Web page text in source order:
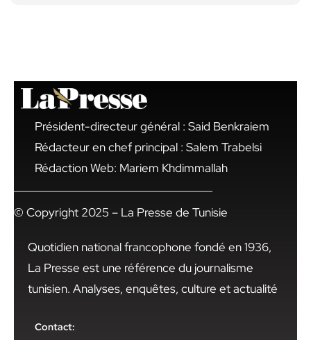
Président-directeur général : Said Benkraiem
Rédacteur en chef principal : Salem Trabelsi
Rédaction Web: Mariem Khdimmallah
© Copyright 2025 – La Presse de Tunisie
Quotidien national francophone fondé en 1936,
La Presse est une référence du journalisme
tunisien. Analyses, enquêtes, culture et actualité
Contact: